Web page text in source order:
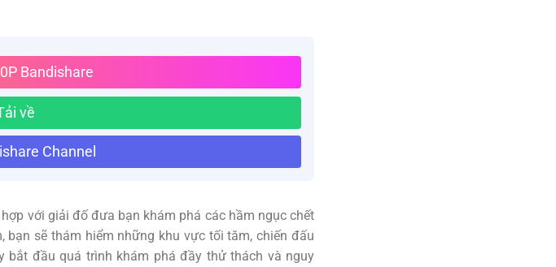
Bandishare
về
Channel
với giải đố đưa bạn khám phá các hầm ngục chết
sẽ thám hiểm những khu vực tối tăm, chiến đấu
đầu quá trình khám phá đầy thử thách và nguy